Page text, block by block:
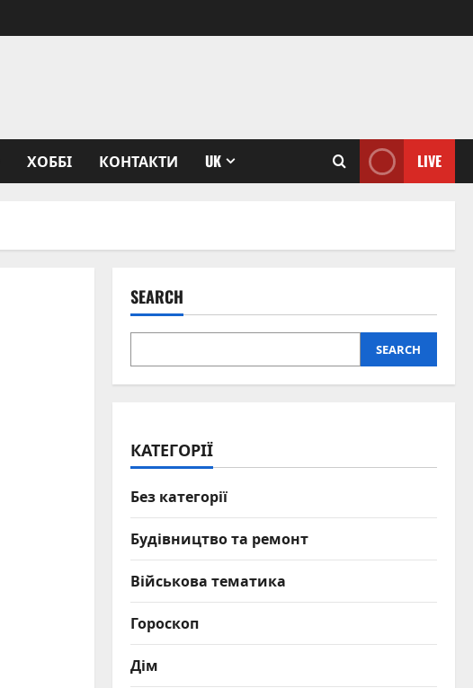
ХОББІ КОНТАКТИ UK LIVE
SEARCH
SEARCH
КАТЕГОРІЇ
Без категорії
Будівництво та ремонт
Військова тематика
Гороскоп
Дім